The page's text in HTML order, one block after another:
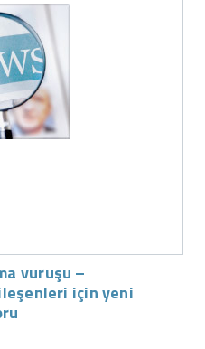
vuruşu –
için yeni